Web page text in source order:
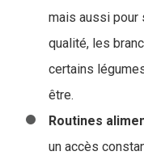
mais aussi pour
qualité, les
certains
être.
Routines
un accès